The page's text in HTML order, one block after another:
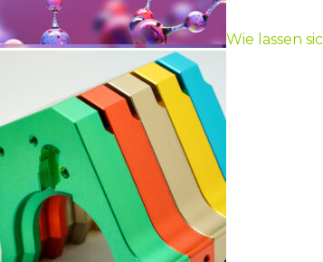
Wie lassen